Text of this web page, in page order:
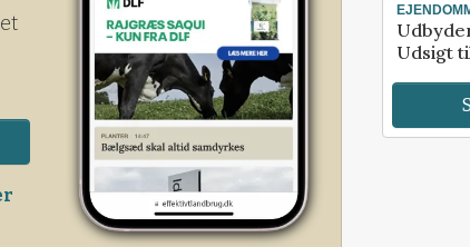
Udsigt